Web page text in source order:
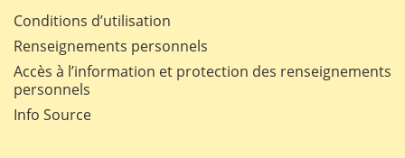
Conditions d’utilisation
Renseignements personnels
Accès à l’information et protection des renseignements
personnels
Info Source